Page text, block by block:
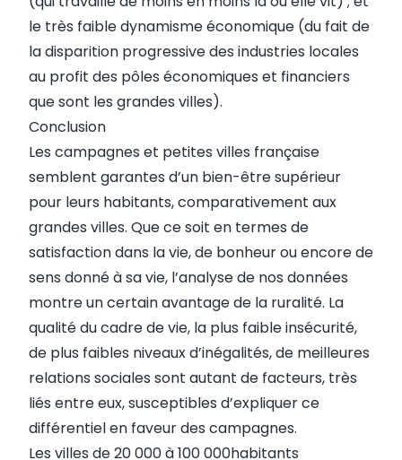
le très faible dynamisme économique (du fait de
la disparition progressive des industries locales
au profit des pôles économiques et financiers
que sont les grandes villes).
Conclusion
Les campagnes et petites villes française
semblent garantes d’un bien-être supérieur
pour leurs habitants, comparativement aux
grandes villes. Que ce soit en termes de
satisfaction dans la vie, de bonheur ou encore de
sens donné à sa vie, l’analyse de nos données
montre un certain avantage de la ruralité. La
qualité du cadre de vie, la plus faible insécurité,
de plus faibles niveaux d’inégalités, de meilleures
relations sociales sont autant de facteurs, très
liés entre eux, susceptibles d’expliquer ce
différentiel en faveur des campagnes.
Les villes de 20 000 à 100 000habitants